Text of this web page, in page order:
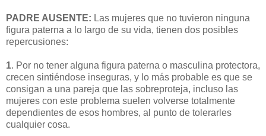
PADRE AUSENTE: Las mujeres que no tuvieron ninguna
figura paterna a lo largo de su vida, tienen dos posibles
repercusiones:
1. Por no tener alguna figura paterna o masculina protectora,
crecen sintiéndose inseguras, y lo más probable es que se
consigan a una pareja que las sobreproteja, incluso las
mujeres con este problema suelen volverse totalmente
dependientes de esos hombres, al punto de tolerarles
cualquier cosa.